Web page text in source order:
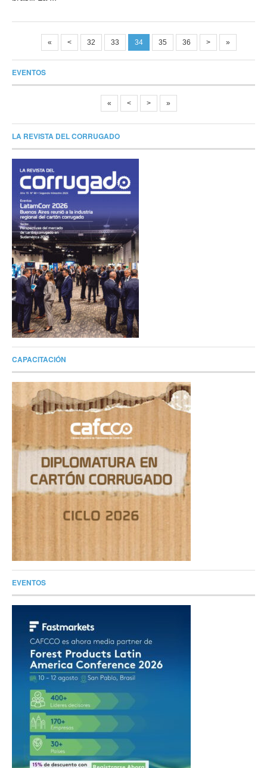
« < 32 33 34 35 36 > »
EVENTOS
« < > »
LA REVISTA DEL CORRUGADO
CAPACITACIÓN
EVENTOS